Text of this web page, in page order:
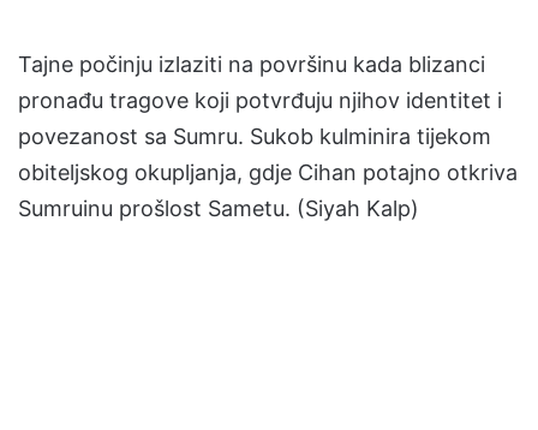
Tajne počinju izlaziti na površinu kada blizanci
pronađu tragove koji potvrđuju njihov identitet i
povezanost sa Sumru. Sukob kulminira tijekom
obiteljskog okupljanja, gdje Cihan potajno otkriva
Sumruinu prošlost Sametu. (Siyah Kalp)